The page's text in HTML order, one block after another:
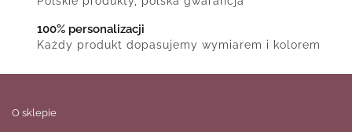
100% personalizacji
Każdy produkt dopasujemy wymiarem i kolorem
O sklepie